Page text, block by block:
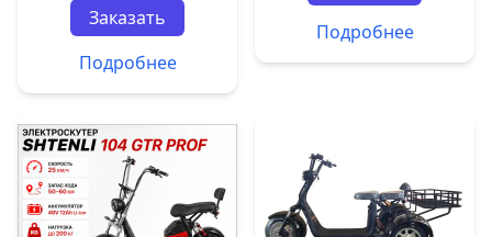
Заказать
Подробнее
Подробнее